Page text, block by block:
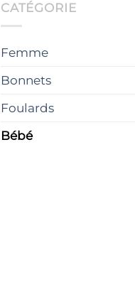
CATÉGORIE
Femme
Bonnets
Foulards
Bébé